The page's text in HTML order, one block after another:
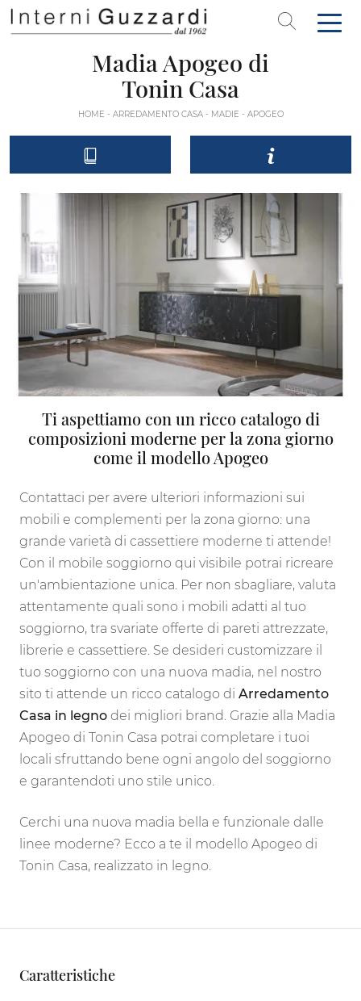
Madia Apogeo di
Tonin Casa
HOME - ARREDAMENTO CASA- MADIE - APOGEO
Cerchi una nuova madia bella e funzionale dalle
linee moderne? Ecco a te il modello Apogeo di
Tonin Casa, realizzato in legno.
Ti aspettiamo con un ricco catalogo di
composizioni moderne per la zona giorno
come il modello Apogeo
Contattaci per avere ulteriori informazioni sui
mobili e complementi per la zona giorno: una
grande varietà di cassettiere moderne ti attende!
Con il mobile soggiorno qui visibile potrai ricreare
un'ambientazione unica. Per non sbagliare, valuta
attentamente quali sono i mobili adatti al tuo
soggiorno, tra svariate offerte di pareti attrezzate,
librerie e cassettiere. Se desideri customizzare il
tuo soggiorno con una nuova madia, nel nostro
sito ti attende un ricco catalogo di Arredamento
Casa in legno dei migliori brand. Grazie alla Madia
Apogeo di Tonin Casa potrai completare i tuoi
locali sfruttando bene ogni angolo del soggiorno
e garantendoti uno stile unico.
Caratteristiche